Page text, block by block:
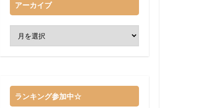
アーカイブ
ランキング参加中☆